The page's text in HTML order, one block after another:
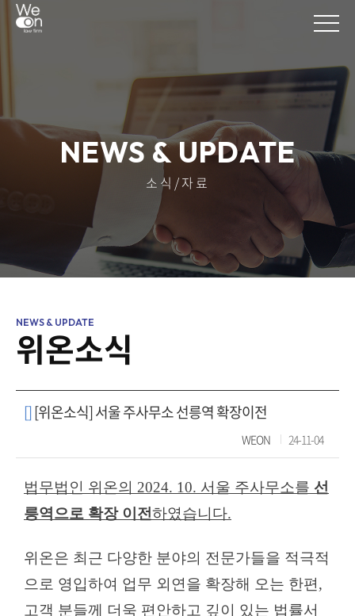
NEWS & UPDATE
소식/자료
위온소식
[][위온소식] 서울 주사무소 선릉역 확장이전
WEON 24-11-04
법무법인 위온의 2024. 10. 서울 주사무소를 선
릉역으로 확장 이전하였습니다.
위온은 최근 다양한 분야의 전문가들을 적극적
으로 영입하여 업무 외연을 확장해 오는 한편 ,
고객 분들께 더욱 편안하고 깊이 있는 법률서